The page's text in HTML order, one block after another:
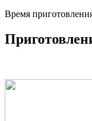
Время